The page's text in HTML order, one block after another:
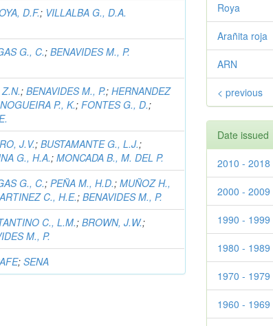
D.F.; VILLALBA G., D.A.
G., C.;BENAVIDES M., P.
Z.N.;BENAVIDES M., P.;HERNANDEZ
NOGUEIRA P., K.;FONTES G., D.;
J.V.;BUSTAMANTE G., L.J.;
G., H.A.;MONCADA B., M. DEL P.
G., C.;PEÑA M., H.D.;MUÑOZ H.,
C., H.E.;BENAVIDES M., P.
C., L.M.;BROWN, J.W.;
M., P.
;SENA
Roya
Arañita roja
ARN
< previous
Date issued
2010 - 2018
2000 - 2009
1990 - 1999
1980 - 1989
1970 - 1979
1960 - 1969